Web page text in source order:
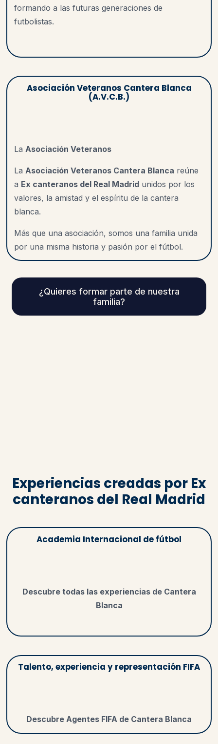
formando a las futuras generaciones de
futbolistas.
Asociación Veteranos Cantera Blanca
(A.V.C.B.)
La Asociación Veteranos
La Asociación Veteranos Cantera Blanca reúne
a Ex canteranos del Real Madridunidos por los
valores, la amistad y el espíritu de la cantera
blanca.
Más que una asociación, somos una familia unida
por una misma historia y pasión por el fútbol.
¿Quieres formar parte de nuestra
familia?
Experiencias creadas por Ex
canteranos del Real Madrid
Academia Internacional de fútbol
Descubre todas las experiencias de Cantera
Blanca
Talento, experiencia y representación FIFA
Descubre Agentes FIFA de Cantera Blanca